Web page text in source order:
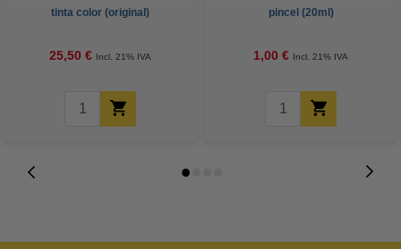
tinta color (original)
25,50 € Incl. 21% IVA
pincel (20ml)
1,00 € Incl. 21% IVA